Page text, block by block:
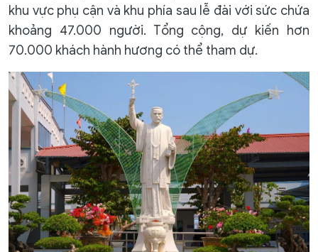
khu vực phụ cận và khu phía sau lễ đài với sức chứa
khoảng 47.000 người. Tổng cộng, dự kiến hơn
70.000 khách hành hương có thể tham dự.